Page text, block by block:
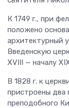
К 1749 г., при
положено
архитектурный
Введенскую
XVIII — началу
В 1828 г. к
пристроены два
преподобного